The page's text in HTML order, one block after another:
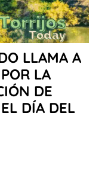
LLAMA A
LA
DE
DÍA DEL